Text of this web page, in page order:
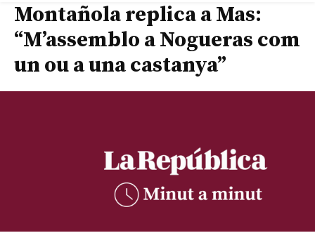
Montañola replica a Mas:
“M’assemblo a Nogueras com
un ou a una castanya”